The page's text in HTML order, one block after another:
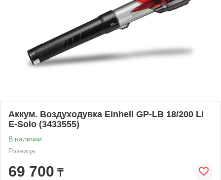
Аккум. Воздуходувка Einhell GP-LB 18/200 Li
E-Solo (3433555)
В наличии
Розница
69 700 ₸